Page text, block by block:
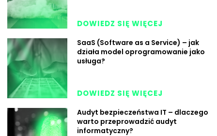
DOWIEDZ SIĘ WIĘCEJ
SaaS (Software as a Service) – jak
działa model oprogramowanie jako
usługa?
DOWIEDZ SIĘ WIĘCEJ
Audyt bezpieczeństwa IT – dlaczego
warto przeprowadzić audyt
informatyczny?